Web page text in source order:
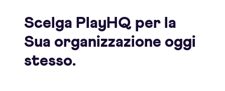
Scelga PlayHQ per la
Sua organizzazione oggi
stesso.